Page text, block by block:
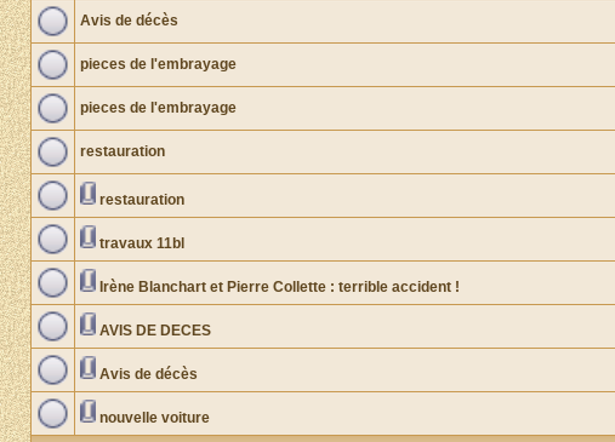
Avis de décès
pieces de l'embrayage
pieces de l'embrayage
restauration
restauration
travaux 11bl
Irène Blanchart et Pierre Collette : terrible accident !
AVIS DE DECES
Avis de décès
nouvelle voiture